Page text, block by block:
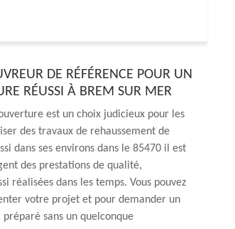
DE RÉFÉRENCE POUR UN
RÉUSSI À BREM SUR MER
est un choix judicieux pour les
des travaux de rehaussement de
dans ses environs dans le 85470 il est
des prestations de qualité,
réalisées dans les temps. Vous pouvez
votre projet et pour demander un
sans un quelconque